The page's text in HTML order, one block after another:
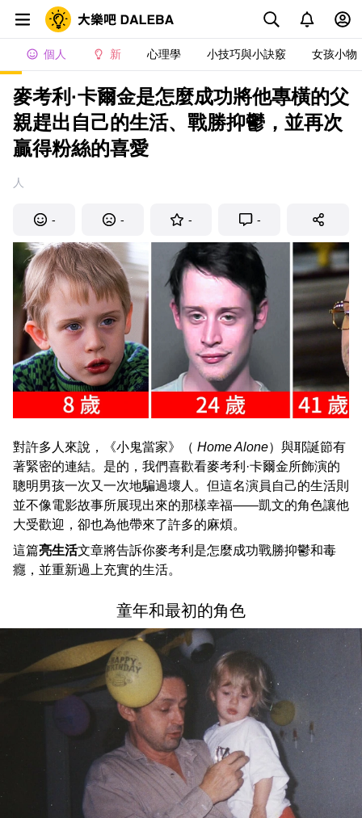
個人 新 心理學 小技巧與小訣竅 女孩小物
麥考利·卡爾金是怎麼成功將他專橫的父
親趕出自己的生活、戰勝抑鬱，並再次
贏得粉絲的喜愛
人
- - - -
對許多人來說，《小鬼當家》（ Home Alone）與耶誕節有
著緊密的連結。是的，我們喜歡看麥考利·卡爾金所飾演的
聰明男孩一次又一次地騙過壞人。但這名演員自己的生活則
並不像電影故事所展現出來的那樣幸福——凱文的角色讓他
大受歡迎，卻也為他帶來了許多的麻煩。
這篇亮生活文章將告訴你麥考利是怎麼成功戰勝抑鬱和毒
癮，並重新過上充實的生活。
童年和最初的角色